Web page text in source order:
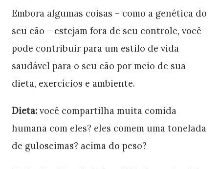
Embora algumas coisas – como a genética do
seu cão – estejam fora de seu controle, você
pode contribuir para um estilo de vida
saudável para o seu cão por meio de sua
dieta, exercícios e ambiente.
Dieta: você compartilha muita comida
humana com eles? eles comem uma tonelada
de guloseimas? acima do peso?